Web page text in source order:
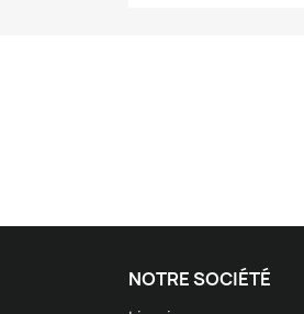
NOTRE SOCIÉTÉ